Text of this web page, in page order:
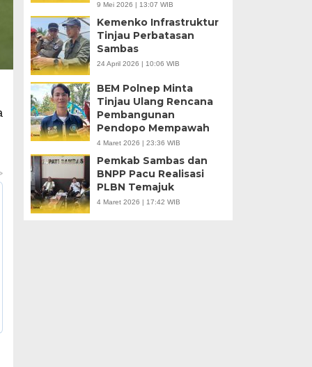
9 Mei 2026 | 13:07 WIB
Kemenko Infrastruktur
Tinjau Perbatasan
Sambas
24 April 2026 | 10:06 WIB
BEM Polnep Minta
Tinjau Ulang Rencana
Pembangunan
Pendopo Mempawah
4 Maret 2026 | 23:36 WIB
Pemkab Sambas dan
BNPP Pacu Realisasi
PLBN Temajuk
4 Maret 2026 | 17:42 WIB